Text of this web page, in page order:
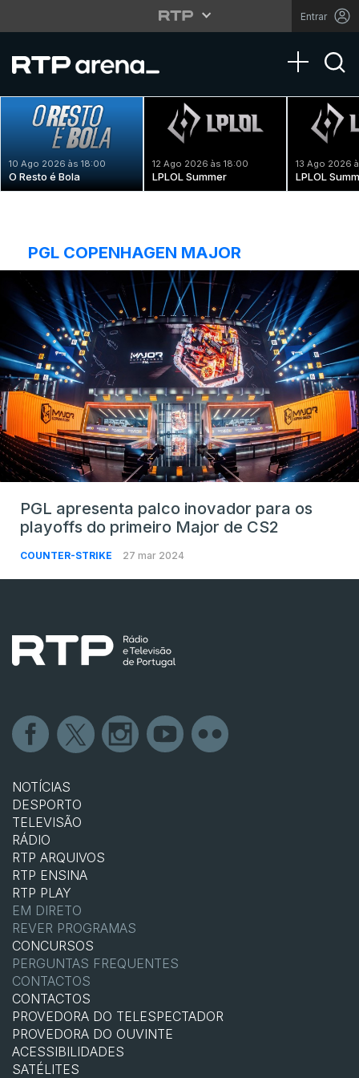
Entrar
Toggle
10 Ago 2026 às 18:00
O Resto é Bola
12 Ago 2026 às 18:00
LPLOL Summer
13 Ago 2026
LPLOL
PGL COPENHAGEN MAJOR
PGL apresenta palco inovador para os
playoffs do primeiro Major de CS2
COUNTER-STRIKE 27 mar 2024
NOTÍCIAS
DESPORTO
TELEVISÃO
RÁDIO
RTP ARQUIVOS
RTP ENSINA
RTP PLAY
EM DIRETO
REVER PROGRAMAS
CONCURSOS
PERGUNTAS FREQUENTES
CONTACTOS
CONTACTOS
PROVEDORA DO TELESPECTADOR
PROVEDORA DO OUVINTE
ACESSIBILIDADES
SATÉLITES